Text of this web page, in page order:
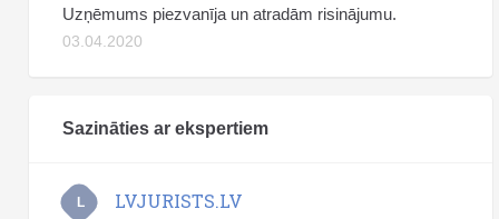
Uzņēmums piezvanīja un atradām risinājumu.
03.04.2020
Sazināties ar ekspertiem
L LVJURISTS.LV